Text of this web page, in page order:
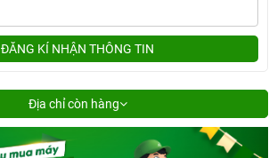
ĐĂNG KÍ NHẬN THÔNG TIN
Địa chỉ còn hàng